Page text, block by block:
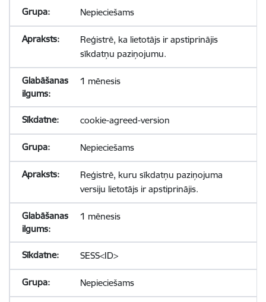
Nepieciešams
Reģistrē, ka lietotājs ir apstiprinājis
sīkdatņu paziņojumu.
1 mēnesis
cookie-agreed-version
Nepieciešams
Reģistrē, kuru sīkdatņu paziņojuma
versiju lietotājs ir apstiprinājis.
1 mēnesis
SESS<ID>
Nepieciešams